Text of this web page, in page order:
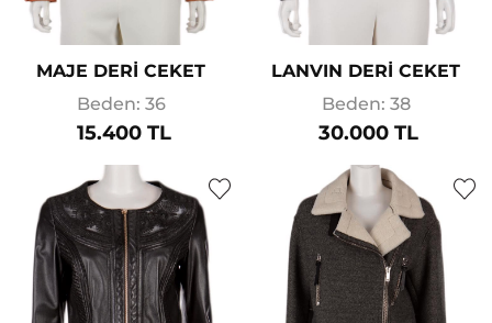
MAJE DERİ CEKET
Beden: 36
15.400 TL
LANVIN DERİ CEKET
Beden: 38
30.000 TL